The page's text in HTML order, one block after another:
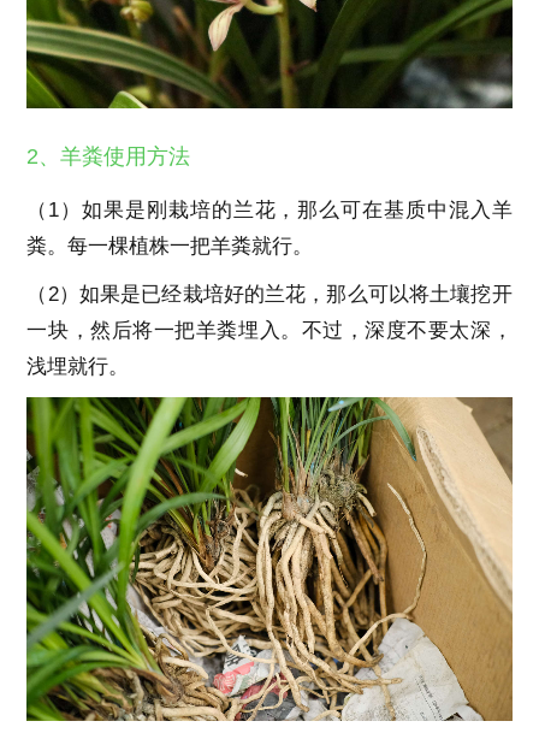
2、羊粪使用方法
（1）如果是刚栽培的兰花，那么可在基质中混入羊
粪。每一棵植株一把羊粪就行。
（2）如果是已经栽培好的兰花，那么可以将土壤挖开
一块，然后将一把羊粪埋入。不过，深度不要太深，
浅埋就行。